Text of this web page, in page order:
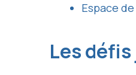
Espace de
Les